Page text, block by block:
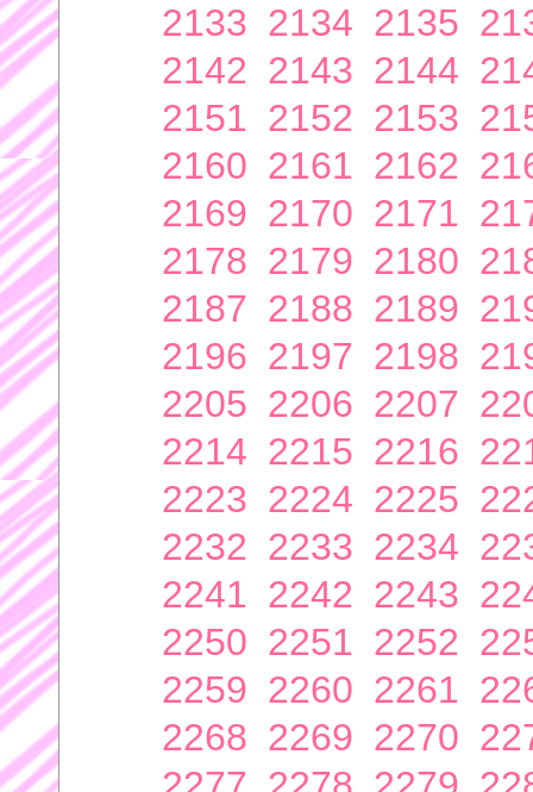
2133 2134 2135
2142 2143 2144
2151 2152 2153
2160 2161 2162
2169 2170 2171
2178 2179 2180
2187 2188 2189
2196 2197 2198
2205 2206 2207
2214 2215 2216
2223 2224 2225
2232 2233 2234
2241 2242 2243
2250 2251 2252
2259 2260 2261
2268 2269 2270